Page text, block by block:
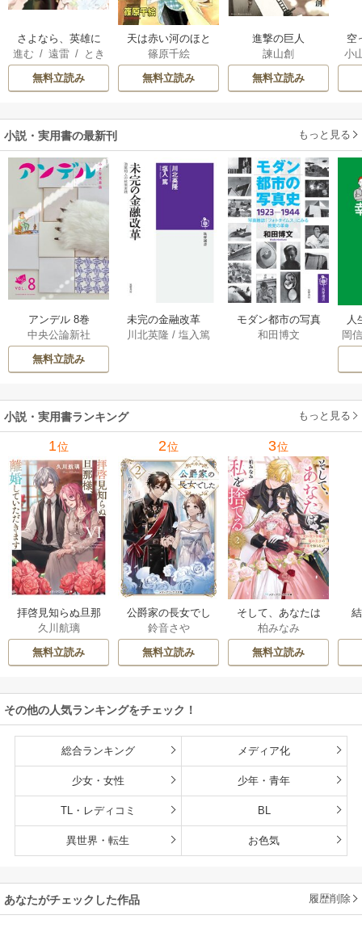
さよなら、英雄に
なった旦那様 ～
ただ祈るだけの役
立たずな妻のはず
進む / 遠雷/ とき
間
無料立読み
天は赤い河のほと
り
篠原千絵
無料立読み
進撃の巨人
諫山創
無料立読み
空
小
小説・実用書の最新刊 もっと見る
アンデル 8巻
中央公論新社
無料立読み
未完の金融改革
――池尾和人の政
川北英隆 /塩入篤
モダン都市の写真
史 1923－1944
和田博文
人
教
岡
小説・実用書ランキング もっと見る
1位
拝啓見知らぬ旦那
様、離婚していた
だきます
久川航璃
無料立読み
2位
公爵家の長女でし
た
鈴音さや
無料立読み
3位
そして、あなたは
私を捨てる
柏みなみ
無料立読み
その他の人気ランキングをチェック！
総合ランキング メディア化
少女・女性 少年・青年
TL・レディコミ BL
異世界・転生 お色気
あなたがチェックした作品 履歴削除